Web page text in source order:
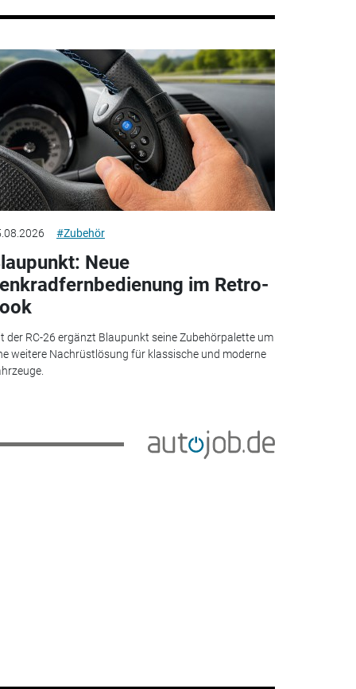
#Zubehör
Neue
im Retro-
der RC-26 ergänzt Blaupunkt seine Zubehörpalette um
weitere Nachrüstlösung für klassische und moderne